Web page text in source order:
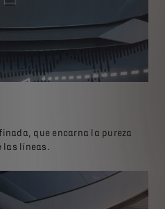
que encarna la pureza
las líneas.